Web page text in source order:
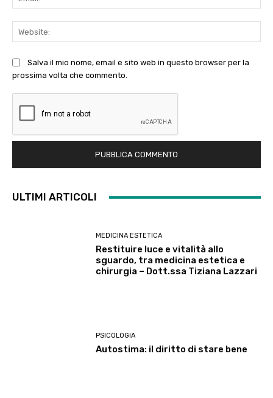
Salva il mio nome, email e sito web in questo browser per la
prossima volta che commento.
ULTIMI ARTICOLI
MEDICINA ESTETICA
Restituire luce e vitalità allo
sguardo, tra medicina estetica e
chirurgia – Dott.ssa Tiziana Lazzari
PSICOLOGIA
Autostima: il diritto di stare bene